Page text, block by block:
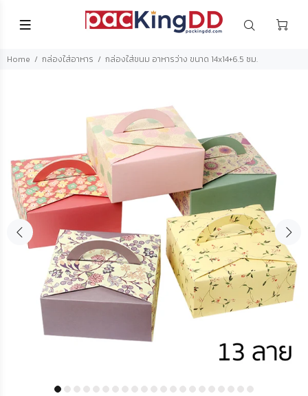
Home กล่องใส่อาหาร กล่องใส่ขนม อาหารว่าง ขนาด 14x14+6.5 ซม.